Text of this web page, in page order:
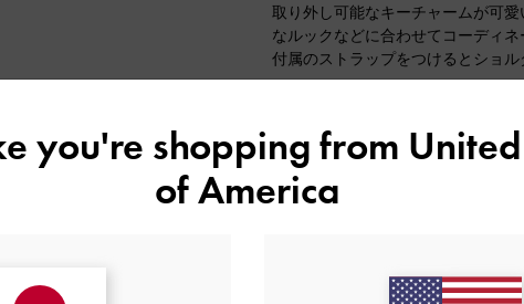
取り外し可能なキーチャームが可
なルックなどに合わせてコーディ
付属のストラップをつけるとショル
フォルドオーバーバックタイロン
足のラインにしっかりフィットし
もぴったりのアイテムです◎
履き口を折っても履いていただけ
ショートパンツやワンピース、ス
23.5-24.0/37の普段サイズで丁度良
you're shopping from
of America